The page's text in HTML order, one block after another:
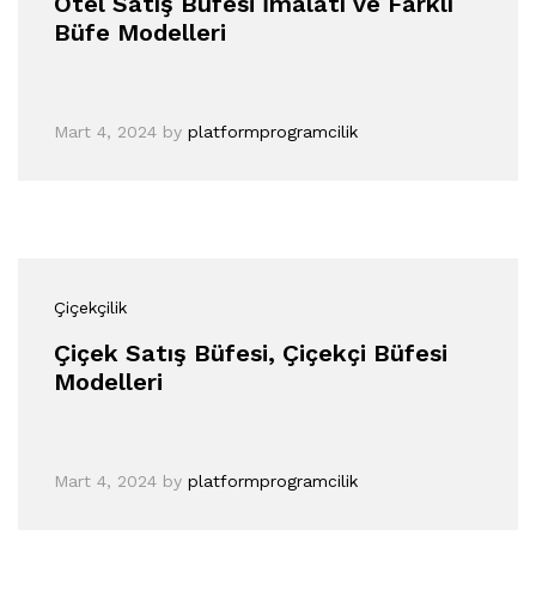
Büfe Modelleri
Mart 4, 2024 by platformprogramcilik
Çiçekçilik
Çiçek Satış Büfesi, Çiçekçi Büfesi
Modelleri
Mart 4, 2024 by platformprogramcilik